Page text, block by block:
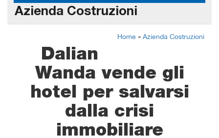
Azienda Costruzioni
Home » Azienda Costruzioni
Dalian
Wanda vende gli
hotel per salvarsi
dalla crisi
immobiliare